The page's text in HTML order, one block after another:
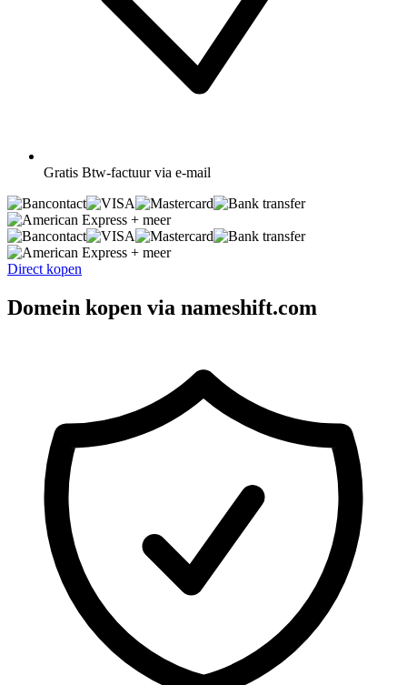
Gratis Btw-factuur via e-mail
+ meer
+ meer
Direct kopen
Domein kopen via nameshift.com